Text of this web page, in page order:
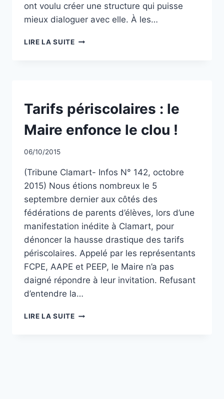
ont voulu créer une structure qui puisse
mieux dialoguer avec elle. À les…
LIRE LA SUITEON
NON
CLASSÉ
Tarifs périscolaires : le
Maire enfonce le clou !
Par
06/10/2015
(Tribune Clamart- Infos N° 142, octobre
2015) Nous étions nombreux le 5
septembre dernier aux côtés des
fédérations de parents d’élèves, lors d’une
manifestation inédite à Clamart, pour
dénoncer la hausse drastique des tarifs
périscolaires. Appelé par les représentants
FCPE, AAPE et PEEP, le Maire n’a pas
daigné répondre à leur invitation. Refusant
d’entendre la…
LIRE LA SUITETARIFS